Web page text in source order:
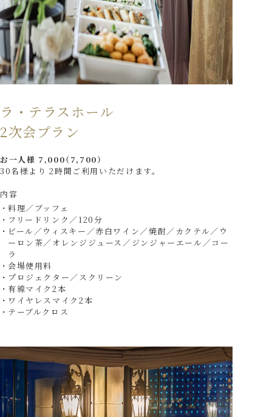
ラ・テラスホール
2次会プラン
お一人様 7,000（7,700）
30名様より 2時間ご利用いただけます。
内容
料理／ブッフェ
フリードリンク／120分
ビール／ウィスキー／赤白ワイン／焼酎／カクテル／ウ
ーロン茶／オレンジジュース／ジンジャーエール／コー
ラ
会場使用料
プロジェクター／スクリーン
有線マイク2本
ワイヤレスマイク2本
テーブルクロス